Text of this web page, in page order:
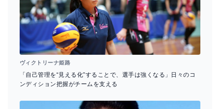
ヴィクトリーナ姫路
「自己管理を“見える化”することで、選手は強くなる」日々のコ
ンディション把握がチームを支える